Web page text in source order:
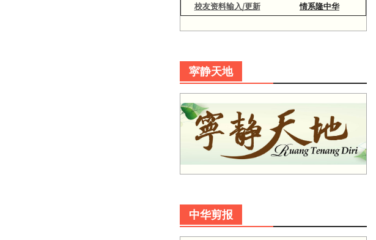
校友资料输入/更新 情系隆中华
寜静天地
中华剪报